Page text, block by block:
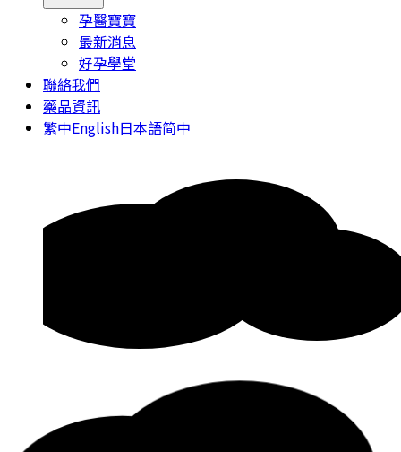
孕醫寶寶
最新消息
好孕學堂
聯絡我們
藥品資訊
繁中English日本語简中